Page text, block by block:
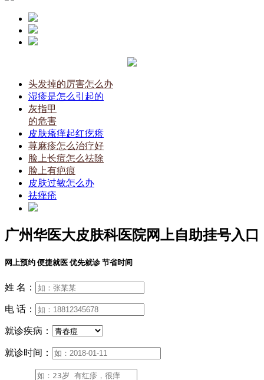
头发掉的厉害怎么办
湿疹是怎么引起的
灰指甲
的危害
皮肤瘙痒起红疙瘩
荨麻疹怎么治疗好
脸上长痘怎么祛除
脸上有疤痕
皮肤过敏怎么办
祛痤疮
广州华医大皮肤科医院网上自助挂号入口
网上预约 便捷就医 优先就诊 节省时间
姓 名：
电 话：
就诊疾病：
就诊时间：